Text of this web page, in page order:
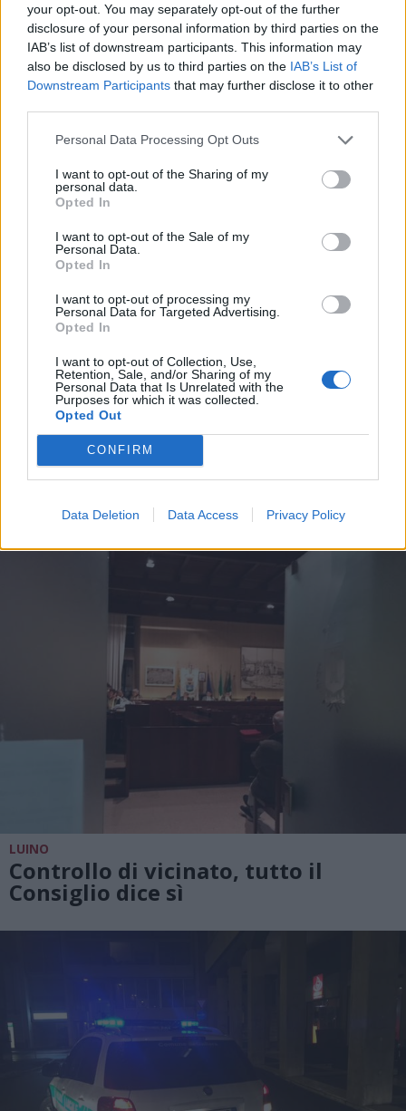
your opt-out. You may separately opt-out of the further
disclosure of your personal information by third parties on the
IAB’s list of downstream participants. This information may
also be disclosed by us to third parties on the IAB’s List of
Downstream Participants that may further disclose it to other
Personal Data Processing Opt Outs
I want to opt-out of the Sharing of my
personal data.
Opted In
I want to opt-out of the Sale of my
Personal Data.
Opted In
I want to opt-out of processing my
Personal Data for Targeted Advertising.
Opted In
I want to opt-out of Collection, Use,
Retention, Sale, and/or Sharing of my
Personal Data that Is Unrelated with the
Purposes for which it was collected.
Opted Out
CONFIRM
Data Deletion Data Access Privacy Policy
LAGO MAGGIORE
Si inaugura la stagione dei tuffi:
ecco le spiagge col bagnino
LUINO
Controllo di vicinato, tutto il
Consiglio dice sì